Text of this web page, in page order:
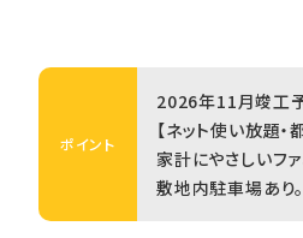
ポイント
2026年11月竣工
【ネット使い放題・
家計にやさしいフ
敷地内駐車場あり。